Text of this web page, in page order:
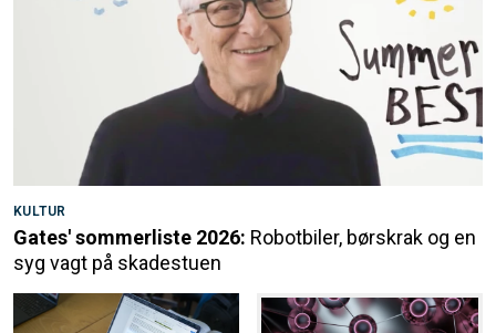
KULTUR
Gates' sommerliste 2026: Robotbiler, børskrak og en
syg vagt på skadestuen